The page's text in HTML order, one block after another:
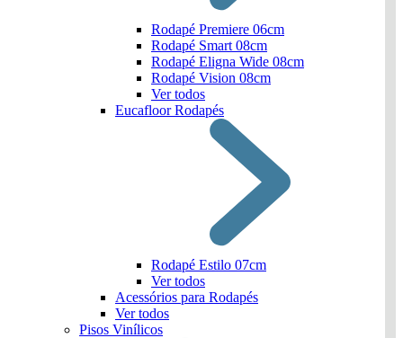
Rodapé Premiere 06cm
Rodapé Smart 08cm
Rodapé Eligna Wide 08cm
Rodapé Vision 08cm
Ver todos
Eucafloor Rodapés
Rodapé Estilo 07cm
Ver todos
Acessórios para Rodapés
Ver todos
Pisos Vinílicos